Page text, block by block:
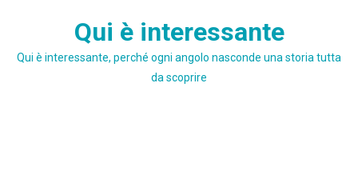
Qui è interessante
Qui è interessante, perché ogni angolo nasconde una storia tutta
da scoprire